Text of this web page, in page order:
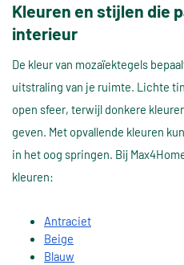
Kleuren en stijlen die
interieur
De kleur van mozaïektegels
uitstraling van je ruimte. Lichte
open sfeer, terwijl donkere
geven. Met opvallende kleuren
in het oog springen. Bij
kleuren:
Antraciet
Beige
Blauw